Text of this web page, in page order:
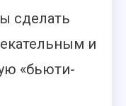
сделать
и
«бьюти-